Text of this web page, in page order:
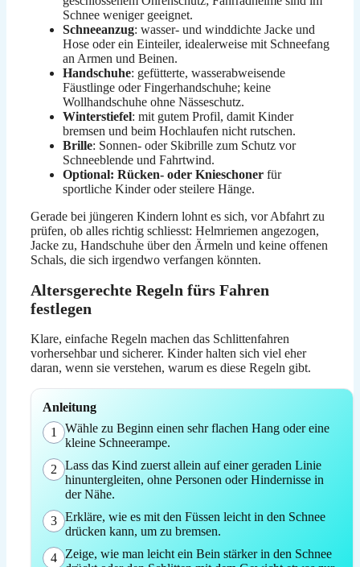
Schnee weniger geeignet.
Schneeanzug: wasser- und winddichte Jacke und
Hose oder ein Einteiler, idealerweise mit Schneefang
an Armen und Beinen.
Handschuhe: gefütterte, wasserabweisende
Fäustlinge oder Fingerhandschuhe; keine
Wollhandschuhe ohne Nässeschutz.
Winterstiefel: mit gutem Profil, damit Kinder
bremsen und beim Hochlaufen nicht rutschen.
Brille: Sonnen- oder Skibrille zum Schutz vor
Schneeblende und Fahrtwind.
Optional: Rücken- oder Knieschoner für
sportliche Kinder oder steilere Hänge.
Gerade bei jüngeren Kindern lohnt es sich, vor Abfahrt zu
prüfen, ob alles richtig schliesst: Helmriemen angezogen,
Jacke zu, Handschuhe über den Ärmeln und keine offenen
Schals, die sich irgendwo verfangen könnten.
Altersgerechte Regeln fürs Fahren
festlegen
Klare, einfache Regeln machen das Schlittenfahren
vorhersehbar und sicherer. Kinder halten sich viel eher
daran, wenn sie verstehen, warum es diese Regeln gibt.
Anleitung
1
Wähle zu Beginn einen sehr flachen Hang oder eine
kleine Schneerampe.
2
Lass das Kind zuerst allein auf einer geraden Linie
hinuntergleiten, ohne Personen oder Hindernisse in
der Nähe.
3 Erkläre, wie es mit den Füssen leicht in den Schnee
drücken kann, um zu bremsen.
4
Zeige, wie man leicht ein Bein stärker in den Schnee